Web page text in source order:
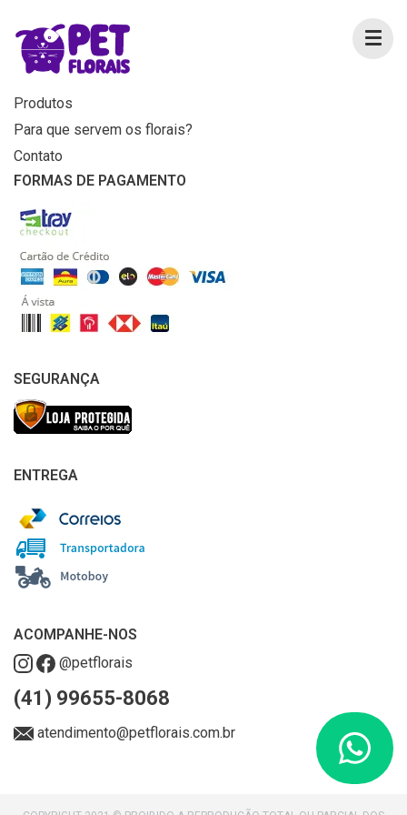
MENU
Home
Produtos
Para que servem os florais?
Contato
FORMAS DE PAGAMENTO
SEGURANÇA
ENTREGA
ACOMPANHE-NOS
@petflorais
(41) 99655-8068
atendimento@petflorais.com.br